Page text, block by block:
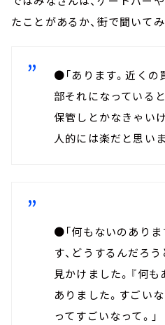
たことがあるか、街で聞いてみ
●「あります。近く
部それになっている
保管しとかなきゃい
人的には楽だと思いま
●「何もないのあり
す、どうするんだろ
見かけました。『何
ありました。すごい
ってすごいなって。」